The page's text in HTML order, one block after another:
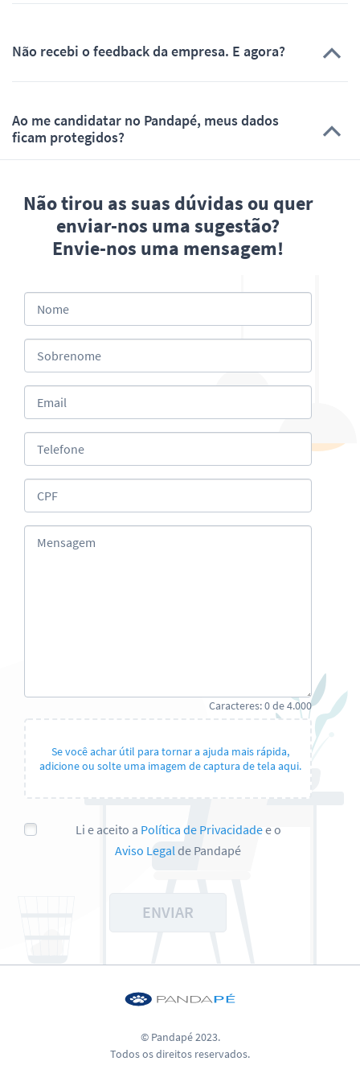
Não recebi o feedback da empresa. E agora?
Ao me candidatar no Pandapé, meus dados
ficam protegidos?
Não tirou as suas dúvidas ou quer
enviar-nos uma sugestão?
Envie-nos uma mensagem!
Nome
Sobrenome
Email
Telefone
CPF
Mensagem
Caracteres:0de4.000
Se você achar útil para tornar a ajuda mais rápida,
adicione ou solte uma imagem de captura de tela aqui.
Li e aceito a Política de Privacidadee o
Aviso Legalde Pandapé
ENVIAR
© Pandapé 2023.
Todos os direitos reservados.